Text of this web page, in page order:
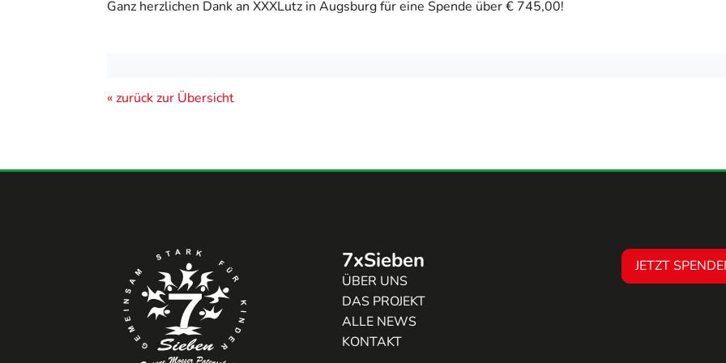
Ganz herzlichen Dank an XXXLutz in Augsburg für eine Spende über € 745,00!
« zurück zur Übersicht
7xSieben
ÜBER UNS
DAS PROJEKT
ALLE NEWS
KONTAKT
JETZT